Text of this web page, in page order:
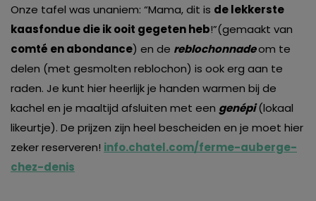
Onze tafel was unaniem: “Mama, dit is de lekkerste
kaasfondue die ik ooit gegeten heb!”(gemaakt van
comté en abondance) en de reblochonnadeom te
delen (met gesmolten reblochon) is ook erg aan te
raden. Je kunt hier heerlijk je handen warmen bij de
kachel en je maaltijd afsluiten met een genépi(lokaal
likeurtje). De prijzen zijn heel bescheiden en je moet hier
zeker reserveren! info.chatel.com/ferme-auberge-
chez-denis